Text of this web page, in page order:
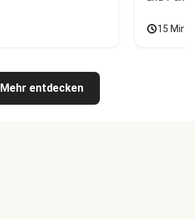
15
Mehr entdecken